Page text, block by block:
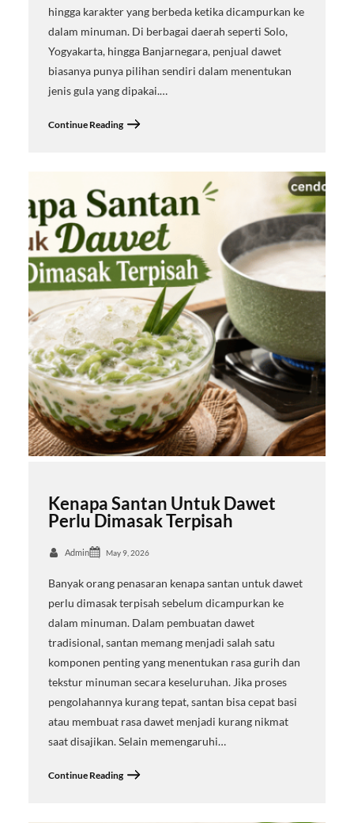
hingga karakter yang berbeda ketika dicampurkan ke
dalam minuman. Di berbagai daerah seperti Solo,
Yogyakarta, hingga Banjarnegara, penjual dawet
biasanya punya pilihan sendiri dalam menentukan
jenis gula yang dipakai.…
Continue Reading
Kenapa Santan Untuk Dawet
Perlu Dimasak Terpisah
Admin May 9, 2026
Banyak orang penasaran kenapa santan untuk dawet
perlu dimasak terpisah sebelum dicampurkan ke
dalam minuman. Dalam pembuatan dawet
tradisional, santan memang menjadi salah satu
komponen penting yang menentukan rasa gurih dan
tekstur minuman secara keseluruhan. Jika proses
pengolahannya kurang tepat, santan bisa cepat basi
atau membuat rasa dawet menjadi kurang nikmat
saat disajikan. Selain memengaruhi…
Continue Reading